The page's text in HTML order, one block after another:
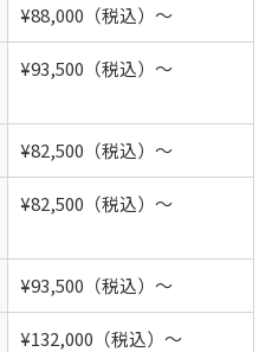
¥88,000（税込）〜
¥93,500（税込）〜
¥82,500（税込）〜
¥82,500（税込）〜
¥93,500（税込）〜
¥132,000（税込）〜